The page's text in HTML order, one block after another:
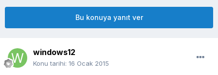
Bu konuya yanıt ver
windows12
Konu tarihi: 16 Ocak 2015